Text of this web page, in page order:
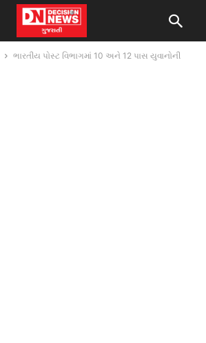
ભારતીય પોસ્ટ વિભાગમાં 10 અને 12 પાસ યુવાનોની